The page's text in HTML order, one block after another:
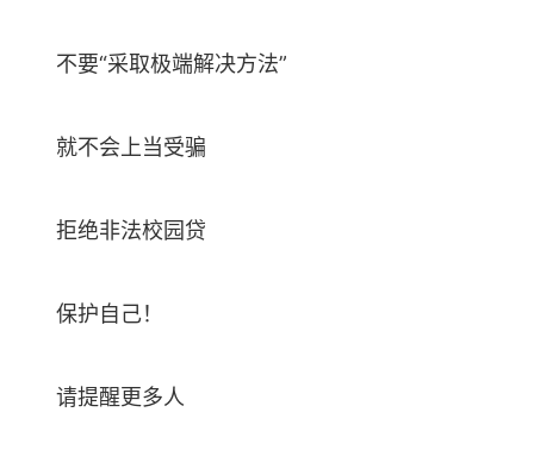
不要“采取极端解决方法”
就不会上当受骗
拒绝非法校园贷
保护自己！
请提醒更多人